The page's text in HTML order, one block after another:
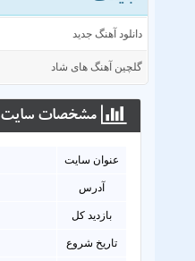
دانلود آهنگ جدید
گلچین آهنگ های شاد
مشخصات سايت
عنوان سايت
آدرس
بازدید کل
تاریخ شروع